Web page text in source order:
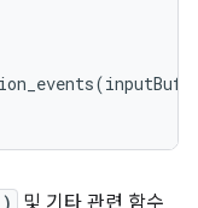
(
및 기타 관련 함수